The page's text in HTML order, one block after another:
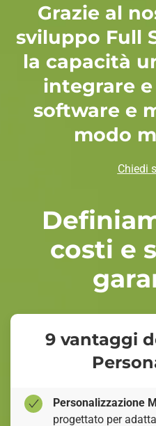
Grazie al
sviluppo Full
la capacità
integrare
software e
modo
Chiedi
costi e
9 vantaggi
Personalizzazione
progettato per